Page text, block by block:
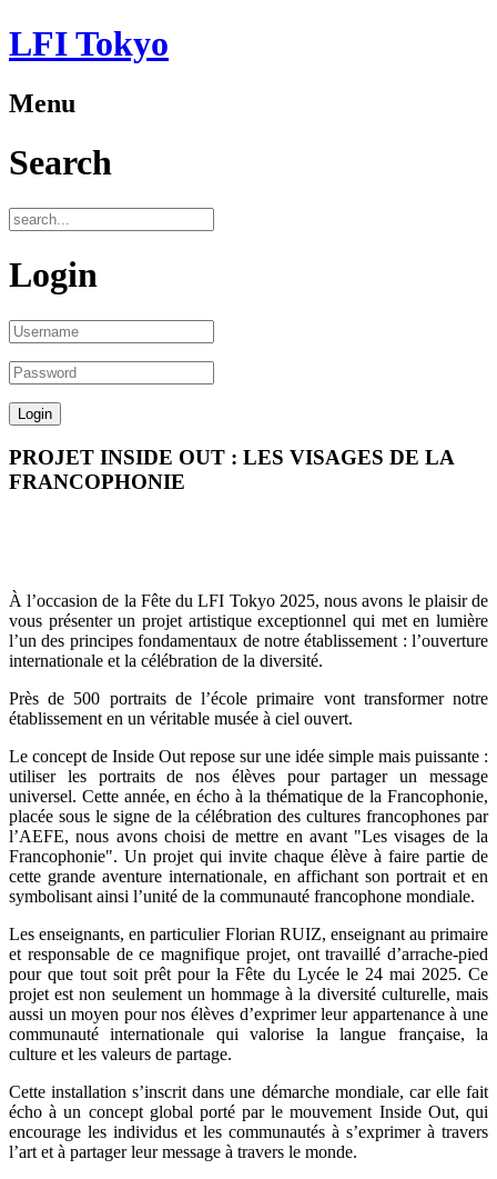
LFI Tokyo
Menu
Search
Login
PROJET INSIDE OUT : LES VISAGES DE LA
FRANCOPHONIE
À l’occasion de la Fête du LFI Tokyo 2025, nous avons le plaisir de
vous présenter un projet artistique exceptionnel qui met en lumière
l’un des principes fondamentaux de notre établissement : l’ouverture
internationale et la célébration de la diversité.
Près de 500 portraits de l’école primaire vont transformer notre
établissement en un véritable musée à ciel ouvert.
Le concept de Inside Out repose sur une idée simple mais puissante :
utiliser les portraits de nos élèves pour partager un message
universel. Cette année, en écho à la thématique de la Francophonie,
placée sous le signe de la célébration des cultures francophones par
l’AEFE, nous avons choisi de mettre en avant "Les visages de la
Francophonie". Un projet qui invite chaque élève à faire partie de
cette grande aventure internationale, en affichant son portrait et en
symbolisant ainsi l’unité de la communauté francophone mondiale.
Les enseignants, en particulier Florian RUIZ, enseignant au primaire
et responsable de ce magnifique projet, ont travaillé d’arrache-pied
pour que tout soit prêt pour la Fête du Lycée le 24 mai 2025. Ce
projet est non seulement un hommage à la diversité culturelle, mais
aussi un moyen pour nos élèves d’exprimer leur appartenance à une
communauté internationale qui valorise la langue française, la
culture et les valeurs de partage.
Cette installation s’inscrit dans une démarche mondiale, car elle fait
écho à un concept global porté par le mouvement Inside Out, qui
encourage les individus et les communautés à s’exprimer à travers
l’art et à partager leur message à travers le monde.